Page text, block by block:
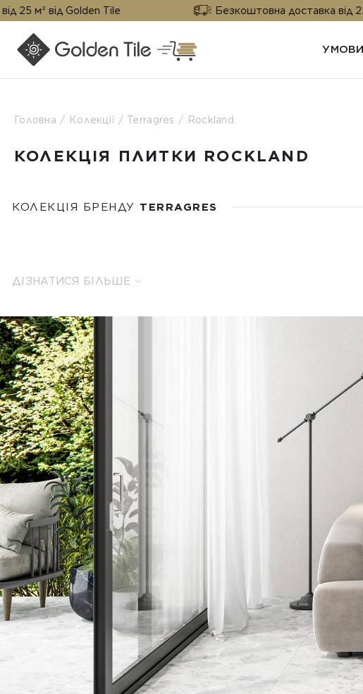
Golden Tile Безкоштовна доставка від 25 м² від
Головна Колекції Terragres Rockland
КОЛЕКЦІЯ ПЛИТКИ ROCKLAND
КОЛЕКЦІЯ БРЕНДУ TERRAGRES
ДІЗНАТИСЯ БІЛЬШЕ